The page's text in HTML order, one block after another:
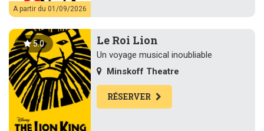
A partir du 01/09/2026
5.0 Le Roi Lion
Un voyage musical inoubliable
Minskoff Theatre
RÉSERVER